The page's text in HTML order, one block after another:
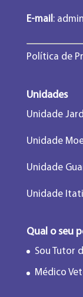
E-mail :
Política de
Unidades
Unidade
Unidade
Unidade
Unidade
Qual o seu
Sou Tutor
Médico